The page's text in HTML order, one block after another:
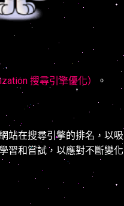
搜尋引擎優化） 。
站在搜尋引擎的排名，以吸
習和嘗試，以應對不斷變化